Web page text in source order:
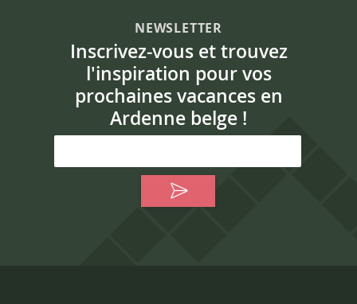
NEWSLETTER
Inscrivez-vous et trouvez
l'inspiration pour vos
prochaines vacances en
Ardenne belge !